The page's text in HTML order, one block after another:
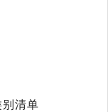
清单